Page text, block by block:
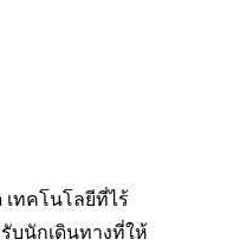
ทคโนโลยีที่ไร้
บนักเดินทางที่ให้